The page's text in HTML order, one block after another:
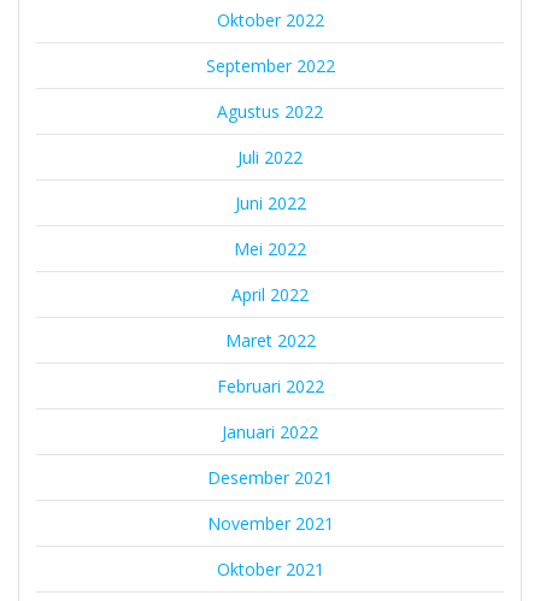
Oktober 2022
September 2022
Agustus 2022
Juli 2022
Juni 2022
Mei 2022
April 2022
Maret 2022
Februari 2022
Januari 2022
Desember 2021
November 2021
Oktober 2021